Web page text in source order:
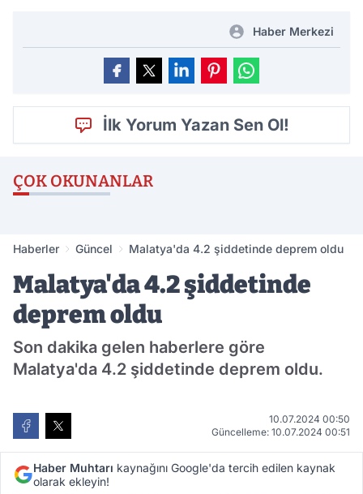
Haber Merkezi
İlk Yorum Yazan Sen Ol!
ÇOK OKUNANLAR
Haberler Güncel Malatya'da 4.2 şiddetinde deprem oldu
Malatya'da 4.2 şiddetinde
deprem oldu
Son dakika gelen haberlere göre
Malatya'da 4.2 şiddetinde deprem oldu.
10.07.2024 00:50
Güncelleme: 10.07.2024 00:51
Haber Muhtarı kaynağını Google'da tercih edilen kaynak
olarak ekleyin!